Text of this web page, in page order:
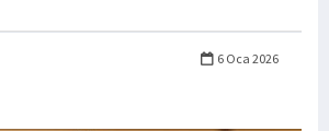
6 Oca 2026